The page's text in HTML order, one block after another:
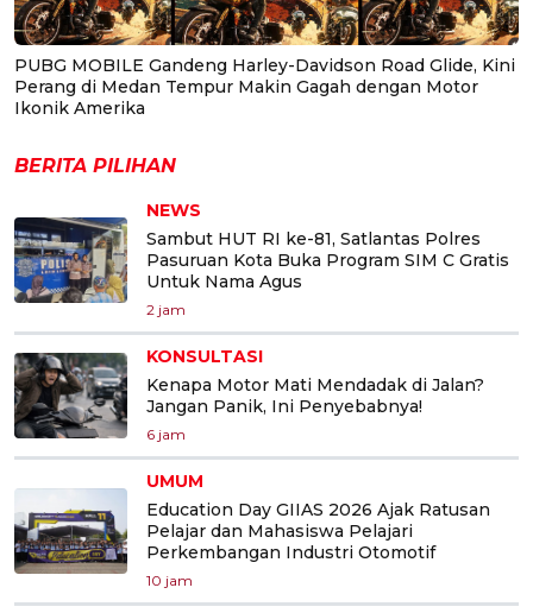
PUBG MOBILE Gandeng Harley-Davidson Road Glide, Kini
Perang di Medan Tempur Makin Gagah dengan Motor
Ikonik Amerika
BERITA PILIHAN
NEWS
Sambut HUT RI ke-81, Satlantas Polres
Pasuruan Kota Buka Program SIM C Gratis
Untuk Nama Agus
2 jam
KONSULTASI
Kenapa Motor Mati Mendadak di Jalan?
Jangan Panik, Ini Penyebabnya!
6 jam
UMUM
Education Day GIIAS 2026 Ajak Ratusan
Pelajar dan Mahasiswa Pelajari
Perkembangan Industri Otomotif
10 jam